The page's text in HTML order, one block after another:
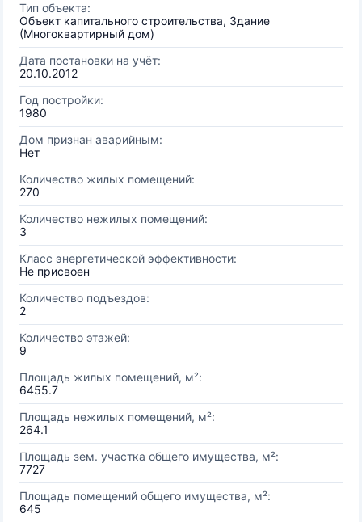
Тип объекта:
Объект капитального строительства, Здание
(Многоквартирный дом)
Дата постановки на учёт:
20.10.2012
Год постройки:
1980
Дом признан аварийным:
Нет
Количество жилых помещений:
270
Количество нежилых помещений:
3
Класс энергетической эффективности:
Не присвоен
Количество подъездов:
2
Количество этажей:
9
Площадь жилых помещений, м²:
6455.7
Площадь нежилых помещений, м²:
264.1
Площадь зем. участка общего имущества, м²:
7727
Площадь помещений общего имущества, м²:
645